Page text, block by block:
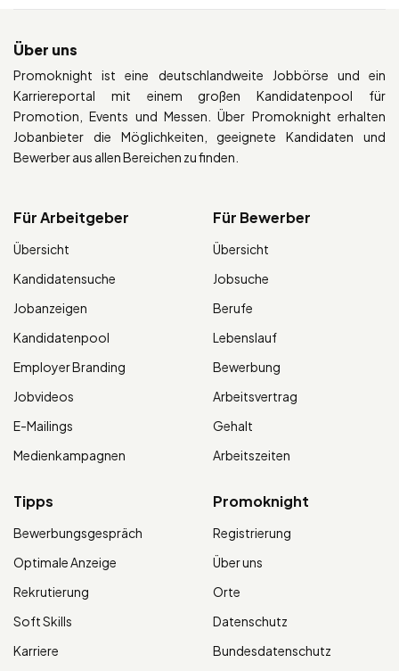
Über uns
Promoknight ist eine deutschlandweite Jobbörse und ein
Karriereportal mit einem großen Kandidatenpool für
Promotion, Events und Messen. Über Promoknight erhalten
Jobanbieter die Möglichkeiten, geeignete Kandidaten und
Bewerber aus allen Bereichen zu finden.
Für Arbeitgeber
Übersicht
Kandidatensuche
Jobanzeigen
Kandidatenpool
Employer Branding
Jobvideos
E-Mailings
Medienkampagnen
Für Bewerber
Übersicht
Jobsuche
Berufe
Lebenslauf
Bewerbung
Arbeitsvertrag
Gehalt
Arbeitszeiten
Tipps
Bewerbungsgespräch
Optimale Anzeige
Rekrutierung
Soft Skills
Karriere
Promoknight
Registrierung
Über uns
Orte
Datenschutz
Bundesdatenschutz